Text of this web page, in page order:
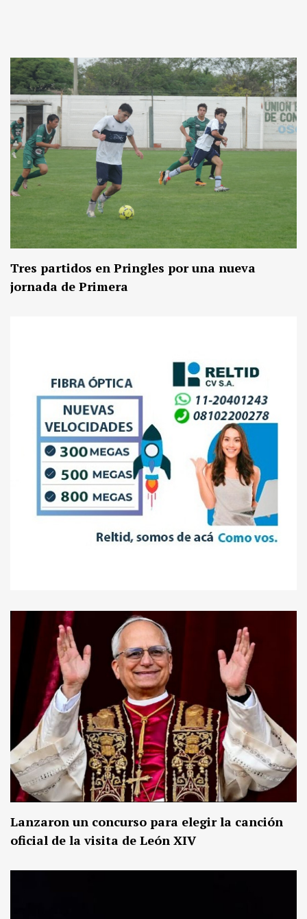
Tres partidos en Pringles por una nueva
jornada de Primera
Lanzaron un concurso para elegir la canción
oficial de la visita de León XIV